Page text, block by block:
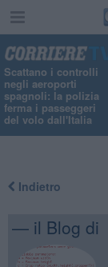
Scattano i controlli
negli aeroporti
spagnoli: la polizia
ferma i passeggeri
del volo dall'Italia
Indietro
— il Blog di